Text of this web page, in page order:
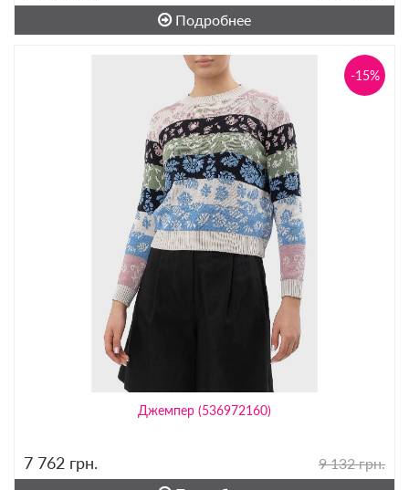
Подробнее
Джемпер (536972160)
-15%
7 762 грн.
9 132 грн.